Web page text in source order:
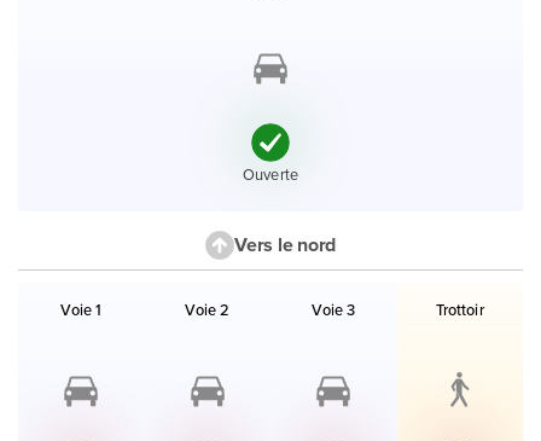
État :
Ouverte
Vers le nord
Voie 1 Voie 2 Voie 3 Trottoir